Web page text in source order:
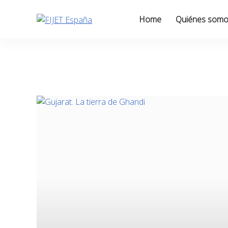
Home Quiénes